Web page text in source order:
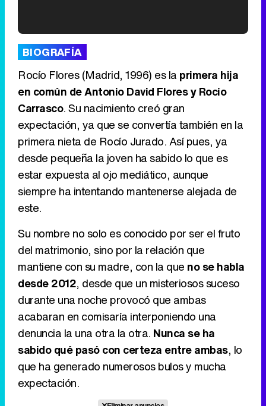
BIOGRAFÍA
Rocío Flores (Madrid, 1996) es la primera hija
en común de Antonio David Flores y Rocío
Carrasco. Su nacimiento creó gran
expectación, ya que se convertía también en la
primera nieta de Rocío Jurado. Así pues, ya
desde pequeña la joven ha sabido lo que es
estar expuesta al ojo mediático, aunque
siempre ha intentando mantenerse alejada de
este.
Su nombre no solo es conocido por ser el fruto
del matrimonio, sino por la relación que
mantiene con su madre, con la que no se habla
desde 2012, desde que un misteriosos suceso
durante una noche provocó que ambas
acabaran en comisaría interponiendo una
denuncia la una otra la otra. Nunca se ha
sabido qué pasó con certeza entre ambas, lo
que ha generado numerosos bulos y mucha
expectación.